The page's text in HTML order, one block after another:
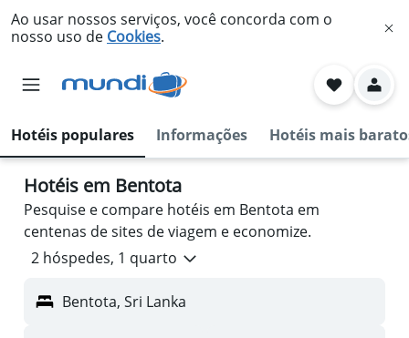
Ao usar nossos serviços, você concorda com o
nosso uso de Cookies.
Hotéis populares Informações Hotéis mais
Hotéis em Bentota
Pesquise e compare hotéis em Bentota em
centenas de sites de viagem e economize.
2 hóspedes, 1 quarto
Bentota, Sri Lanka